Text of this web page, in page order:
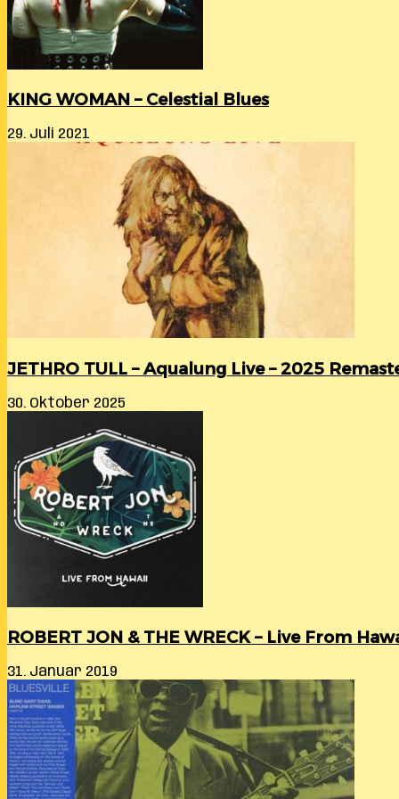
KING WOMAN – Celestial Blues
29. Juli 2021
JETHRO TULL – Aqualung Live – 2025
30. Oktober 2025
ROBERT JON & THE WRECK – Live From
31. Januar 2019